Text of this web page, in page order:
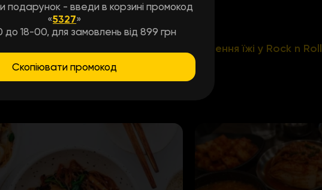
Хороша послуга - замовлення їжі у Rock n Roll
- введи в корзині промокод
«5327»
до 18-00, для замовлень від 899 грн
Скопіювати промокод